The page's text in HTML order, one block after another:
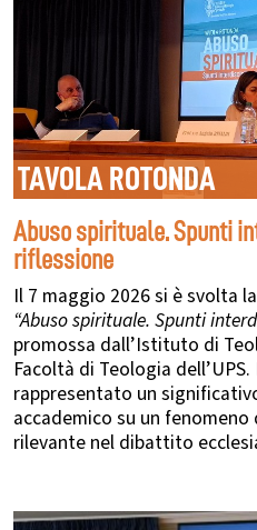
TAVOLA ROTONDA
Abuso spirituale. Spunti
riflessione
Il 7 maggio 2026 si è svolta
“Abuso spirituale. Spunti
promossa dall’Istituto di
Facoltà di Teologia
rappresentato un
accademico su un
rilevante nel dibattito